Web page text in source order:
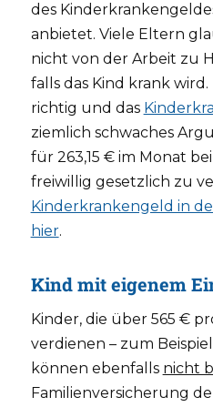
des
anbietet. Viele Eltern
nicht von der Arbeit zu
falls das Kind krank
richtig und das
ziemlich schwaches
für 263,15 € im Monat
freiwillig gesetzlich zu
Kinderkrankengeld in
hier.
Kind mit eigenem
Kinder, die über 565 €
verdienen – zum
können ebenfalls nicht
Familienversicherung